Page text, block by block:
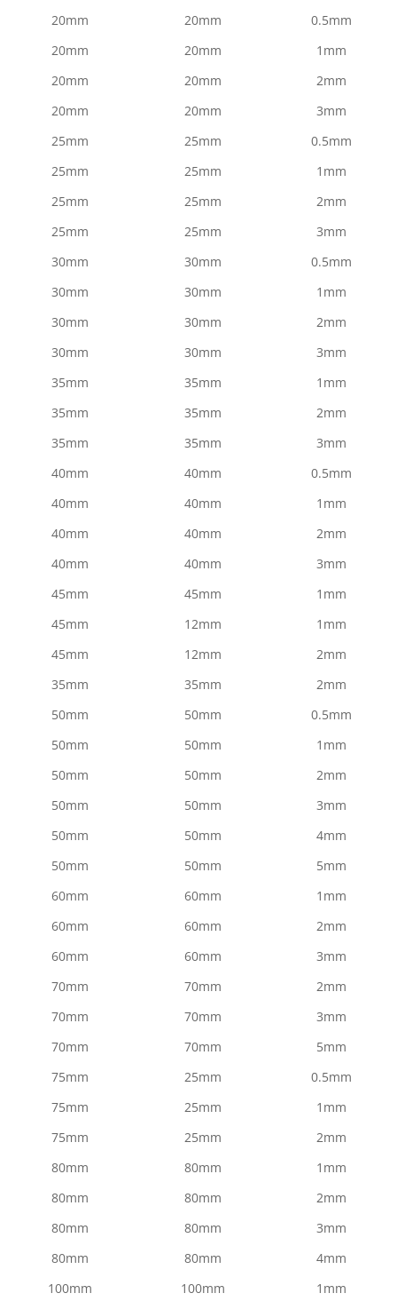
20mm 20mm
0.5mm
20mm
20mm
1mm
20mm
20mm
2mm
20mm
20mm
3mm
25mm
25mm
0.5mm
25mm
25mm
1mm
25mm
25mm
2mm
25mm
25mm
3mm
30mm
30mm
0.5mm
30mm
30mm
1mm
30mm
30mm
2mm
30mm
30mm
3mm
35mm
35mm
1mm
35mm
35mm
2mm
35mm
35mm
3mm
40mm
40mm
0.5mm
40mm
40mm
1mm
40mm
40mm
2mm
40mm
40mm
3mm
45mm
45mm
1mm
45mm
12mm
1mm
45mm
12mm
2mm
35mm
35mm
2mm
50mm
50mm
0.5mm
50mm
50mm
1mm
50mm
50mm
2mm
50mm
50mm
3mm
50mm
50mm
4mm
50mm
50mm
5mm
60mm
60mm
1mm
60mm
60mm
2mm
60mm
60mm
3mm
70mm
70mm
2mm
70mm
70mm
3mm
70mm
70mm
5mm
75mm
25mm
0.5mm
75mm
25mm
1mm
75mm
25mm
2mm
80mm
80mm
1mm
80mm
80mm
2mm
80mm
80mm
3mm
80mm
80mm
4mm
100mm
100mm
1mm